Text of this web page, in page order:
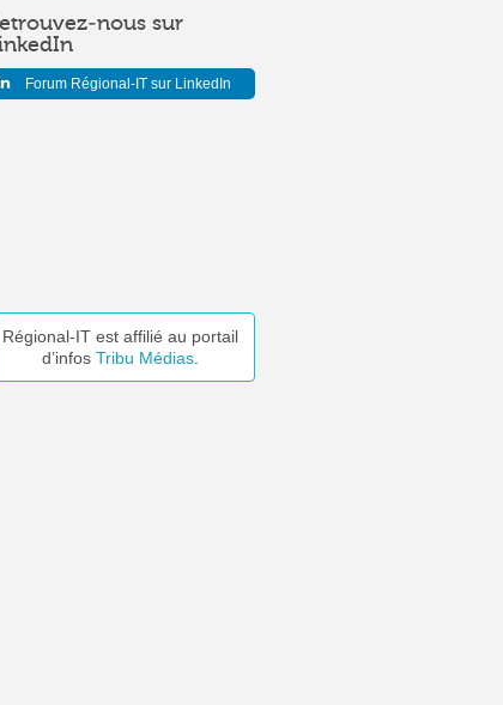
nous sur
Forum Régional-IT sur LinkedIn
Régional-IT est affilié au portail
d’infos Tribu Médias